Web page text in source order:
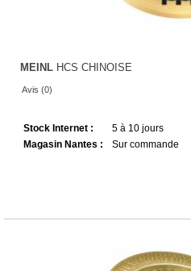
MEINL HCS CHINOISE
Avis (0)
Stock Internet :
5 à 10 jours
Magasin Nantes :
Sur commande